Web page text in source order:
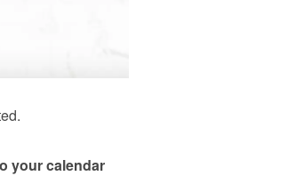
your calendar